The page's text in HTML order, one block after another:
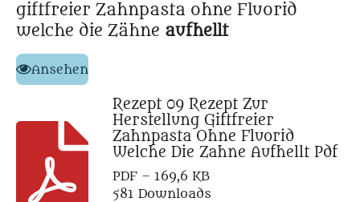
giftfreier Zahnpasta ohne Fluorid
welche die Zähne aufhellt
Ansehen
Rezept 09 Rezept Zur
Herstellung Giftfreier
Zahnpasta Ohne Fluorid
Welche Die Zahne Aufhellt Pdf
PDF – 169,6 KB
581 Downloads